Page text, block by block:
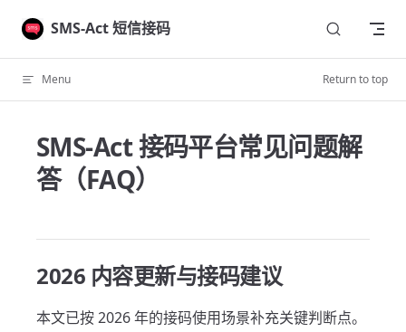
Skip to content
SMS-Act 短信接码
Menu Return to top
SMS-Act 接码平台常见问题解
答（FAQ）
2026 内容更新与接码建议
本文已按 2026 年的接码使用场景补充关键判断点。